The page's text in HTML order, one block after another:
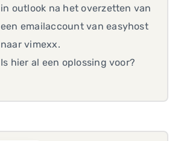
in outlook na het overzetten van
een emailaccount van easyhost
naar vimexx.
Is hier al een oplossing voor?